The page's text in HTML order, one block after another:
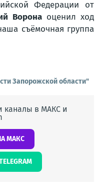
Федерации от
Воронаоценил ход
съёмочная группа
Запорожской области"
каналы в МАКС и
МАКС